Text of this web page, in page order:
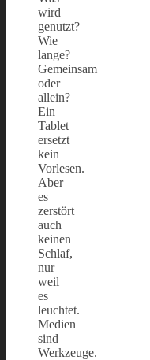
wird
genutzt?
Wie
lange?
Gemeinsam
oder
allein?
Ein
Tablet
ersetzt
kein
Vorlesen.
Aber
es
zerstört
auch
keinen
Schlaf,
nur
weil
es
leuchtet.
Medien
sind
Werkzeuge.